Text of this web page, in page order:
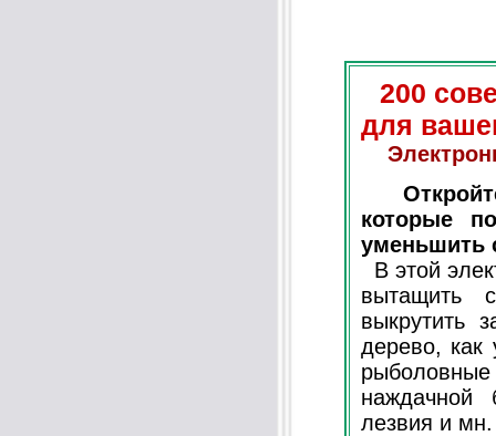
200
для
которые
уменьшить
В этой
вытащить
выкрутить
дерево, как
наждачной
лезвия и